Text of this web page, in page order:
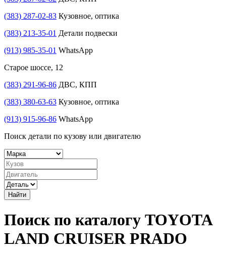
(383) 287-02-83 Кузовное, оптика
(383) 213-35-01 Детали подвески
(913) 985-35-01 WhatsApp
Старое шоссе, 12
(383) 291-96-86 ДВС, КПП
(383) 380-63-63 Кузовное, оптика
(913) 915-96-86 WhatsApp
Поиск детали по кузову или двигателю
Найти
Поиск по каталогу TOYOTA
LAND CRUISER PRADO